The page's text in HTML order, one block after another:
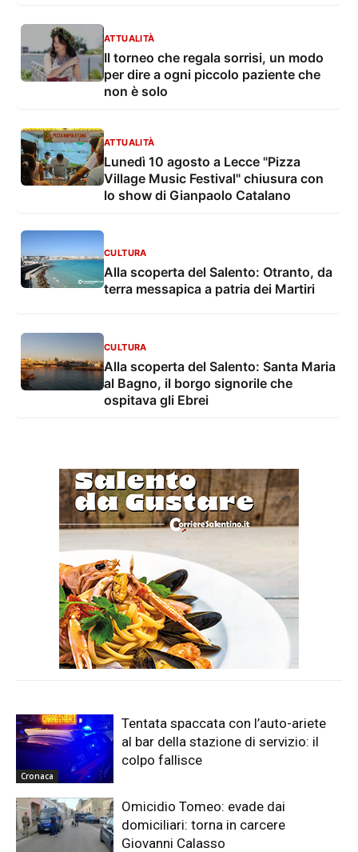
ATTUALITÀ
Il torneo che regala sorrisi, un modo
per dire a ogni piccolo paziente che
non è solo
ATTUALITÀ
Lunedì 10 agosto a Lecce "Pizza
Village Music Festival" chiusura con
lo show di Gianpaolo Catalano
CULTURA
Alla scoperta del Salento: Otranto, da
terra messapica a patria dei Martiri
CULTURA
Alla scoperta del Salento: Santa Maria
al Bagno, il borgo signorile che
ospitava gli Ebrei
Cronaca
Tentata spaccata con l’auto-ariete
al bar della stazione di servizio: il
colpo fallisce
Omicidio Tomeo: evade dai
domiciliari: torna in carcere
Giovanni Calasso